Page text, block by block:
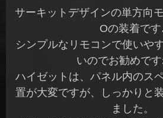
サーキットデザインの単方向
Oの装着です
シンプルなリモコンで使いや
いのでお勧めで
ハイゼットは、パネル内のス
置が大変ですが、しっかりと
ました。